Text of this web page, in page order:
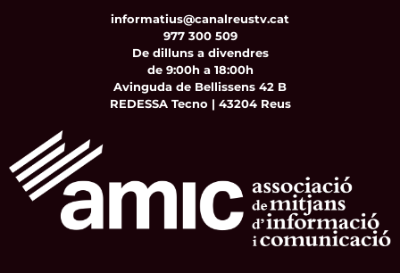
informatius@canalreustv.cat
977 300 509
De dilluns a divendres
de 9:00h a 18:00h
Avinguda de Bellissens 42 B
REDESSA Tecno | 43204 Reus